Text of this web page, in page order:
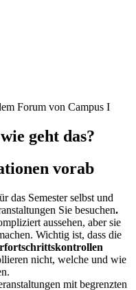
geht das?
vorab
das Semester selbst und
Sie besuchen.
aussehen, aber sie
Wichtig ist, dass die
nicht, welche und wie
mit begrenzten